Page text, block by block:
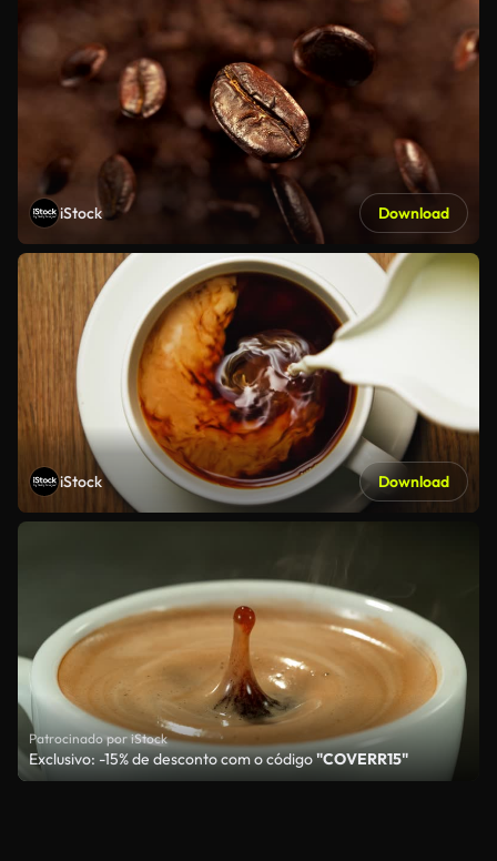
iStock Download
iStock Download
Patrocinado por iStock
Exclusivo: -15% de desconto com o código"COVERR15"